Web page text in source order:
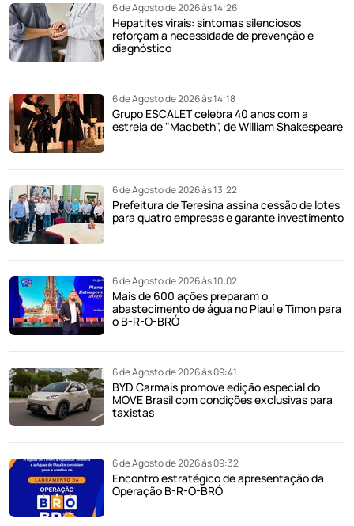
6 de Agosto de 2026 às 14:26
Hepatites virais: sintomas silenciosos
reforçam a necessidade de prevenção e
diagnóstico
6 de Agosto de 2026 às 14:18
Grupo ESCALET celebra 40 anos com a
estreia de "Macbeth", de William Shakespeare
6 de Agosto de 2026 às 13:22
Prefeitura de Teresina assina cessão de lotes
para quatro empresas e garante investimento
6 de Agosto de 2026 às 10:02
Mais de 600 ações preparam o
abastecimento de água no Piauí e Timon para
o B-R-O-BRÓ
6 de Agosto de 2026 às 09:41
BYD Carmais promove edição especial do
MOVE Brasil com condições exclusivas para
taxistas
6 de Agosto de 2026 às 09:32
Encontro estratégico de apresentação da
Operação B-R-O-BRÓ